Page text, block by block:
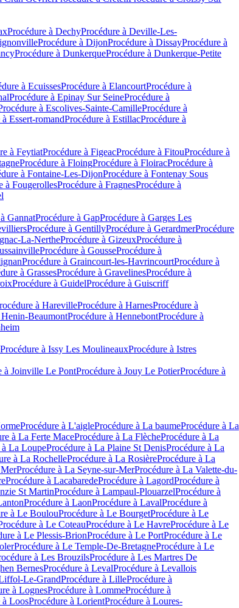
Procédure à DechyProcédure à Deville-Les-
Procédure à DijonProcédure à DissayProcédure à
Procédure à DunkerqueProcédure à Dunkerque-Petite
à EcuissesProcédure à ElancourtProcédure à
Procédure à Epinay Sur SeineProcédure à
à Escolives-Sainte-CamilleProcédure à
Essert-romandProcédure à EstillacProcédure à
à FeytiatProcédure à FigeacProcédure à FitouProcédure à
Procédure à FloingProcédure à FloiracProcédure à
à Fontaine-Les-DijonProcédure à Fontenay Sous
à FougerollesProcédure à FragnesProcédure à
GannatProcédure à GapProcédure à Garges Les
Procédure à GentillyProcédure à GerardmerProcédure
La-NertheProcédure à GizeuxProcédure à
Procédure à GousseProcédure à
Procédure à Graincourt-les-HavrincourtProcédure à
à GrassesProcédure à GravelinesProcédure à
Procédure à GuidelProcédure à Guiscriff
à HarevilleProcédure à HarnesProcédure à
Henin-BeaumontProcédure à HennebontProcédure à
Procédure à Issy Les MoulineauxProcédure à Istres
à Joinville Le PontProcédure à Jouy Le PotierProcédure à
Procédure à L'aigleProcédure à La baumeProcédure à La
à La Ferte MaceProcédure à La FlècheProcédure à La
La LoupeProcédure à La Plaine St DenisProcédure à La
à La RochelleProcédure à La RosièreProcédure à La
Procédure à La Seyne-sur-MerProcédure à La Valette-du-
Procédure à LacabaredeProcédure à LagordProcédure à
St MartinProcédure à Lampaul-PlouarzelProcédure à
Procédure à LaonProcédure à LavalProcédure à
à Le BoulouProcédure à Le BourgetProcédure à Le
à Le CoteauProcédure à Le HavreProcédure à Le
à Le Plessis-BrionProcédure à Le PortProcédure à Le
Procédure à Le Temple-De-BretagneProcédure à Le
à Les BrouzilsProcédure à Les Martres De
BernesProcédure à LevalProcédure à Levallois
Le-GrandProcédure à LilleProcédure à
à LognesProcédure à LommeProcédure à
LoosProcédure à LorientProcédure à Loures-